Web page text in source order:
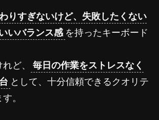
りすぎないけど、失敗したくない
いバランス感 を持ったキーボード
ど、
毎日の作業をストレスなく
として、十分信頼できるクオリテ
。